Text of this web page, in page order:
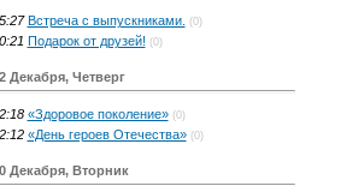
Встреча с выпускниками. (0)
Подарок от друзей! (0)
Декабря, Четверг
«Здоровое поколение» (0)
«День героев Отечества» (0)
Декабря, Вторник